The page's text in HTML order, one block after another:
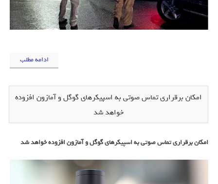
ادامه مطلب
امکان برقراری تماس صوتی به اسپیکرهای گوگل و آمازون افزوده
خواهد شد
امکان برقراری تماس صوتی به اسپیکرهای گوگل و آمازون افزوده خواهد شد